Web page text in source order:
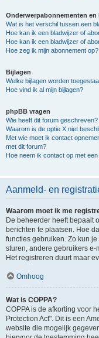
Onderwerpabonnementen en
Wat is het verschil tussen een
Hoe kan ik een bladwijzer of
Hoe kan ik een bladwijzer of
Hoe zeg ik mijn abonnement op?
Bijlagen
Welke bijlagen worden
Hoe vind ik al mijn bijlagen?
phpBB vragen
Wie heeft dit forum geschreven?
Waarom is de optie X niet
Met wie moet ik contact
met dit forum?
Hoe neem ik contact op met
Aanmeld- en
Waarom moet ik me
De beheerder heeft bepaalt
berichten te plaatsen. Hoe
functies gebruiken. Zo kun
sturen, andere gebruikers
Het registreren duurt maar
Omhoog
Wat is COPPA?
COPPA is de afkorting voor
Protection Act". Dit is een
website die mogelijk